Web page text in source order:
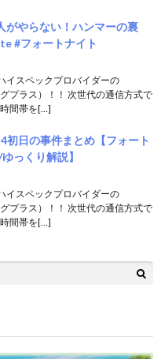
がやらない！ハンマーの裏
#フォートナイト
イスペックプロバイダーの
プラス）！！ 次世代の通信方式で
間帯を[…]
初日の事件まとめ【フォート
っくり解説】
イスペックプロバイダーの
プラス）！！ 次世代の通信方式で
間帯を[…]